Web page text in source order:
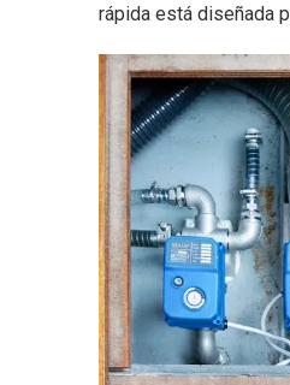
rápida está diseñada